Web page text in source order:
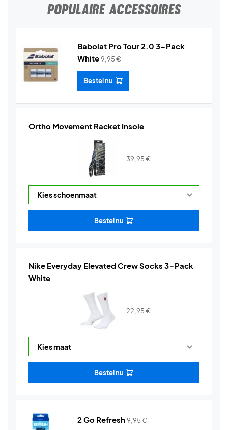
POPULAIRE ACCESSOIRES
Babolat Pro Tour 2.0 3-Pack
White9,95€
Bestel nu
Ortho Movement Racket Insole
39,95€
Bestel nu
Nike Everyday Elevated Crew Socks 3-Pack
White
22,95€
Bestel nu
2 Go Refresh9,95€